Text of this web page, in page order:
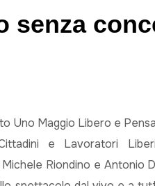
senza
Uno Maggio Libero e
e Lavoratori
Riondino e Antonio